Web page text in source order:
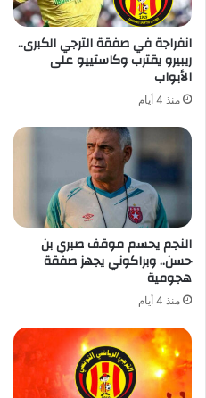
انفراجة في صفقة الترجي الكبرى..
ريبيرو يقترب وكاستييو على
الأبواب
منذ 4 أيام
النجم يحسم موقف صبري بن
حسن.. وبراكوني يجهز صفقة
هجومية
منذ 4 أيام